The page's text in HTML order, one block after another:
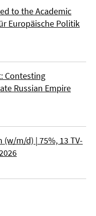
to the Academic
Europäische Politik
Contesting
Russian Empire
m/d) | 75%, 13 TV-